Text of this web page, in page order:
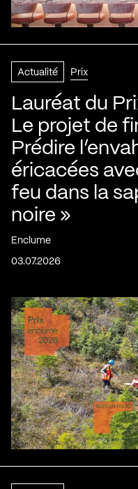
Actualité Prix
Lauréat du
Le projet de
Prédire
éricacées
feu dans la
noire »
Enclume
03.07.2026